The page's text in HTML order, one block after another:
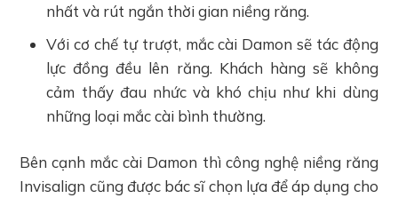
nhất và rút ngắn thời gian niềng răng.
Với cơ chế tự trượt, mắc cài Damon sẽ tác động
lực đồng đều lên răng. Khách hàng sẽ không
cảm thấy đau nhức và khó chịu như khi dùng
những loại mắc cài bình thường.
Bên cạnh mắc cài Damon thì công nghệ niềng răng
Invisalign cũng được bác sĩ chọn lựa để áp dụng cho